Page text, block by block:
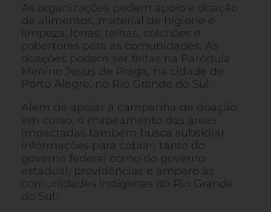
As organizações pedem apoio e doação
de alimentos, material de higiene e
limpeza, lonas, telhas, colchões e
cobertores para as comunidades. As
doações podem ser feitas na Paróquia
Menino Jesus de Praga, na cidade de
Porto Alegre, no Rio Grande do Sul.
Além de apoiar a campanha de doação
em curso, o mapeamento das áreas
impactadas também busca subsidiar
informações para cobrar, tanto do
governo federal como do governo
estadual, providências e amparo às
comunidades indígenas do Rio Grande
do Sul.